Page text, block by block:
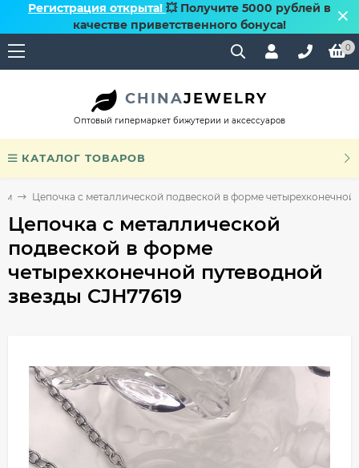
Регистрация открыта! 💥 Получите 5000 рублей в
качестве приветственного бонуса!
0
CHINAJEWELRY
Оптовый гипермаркет бижутерии и аксессуаров
КАТАЛОГ ТОВАРОВ
Цепочка с металлической подвеской в форме четырехконечной
Цепочка с металлической
подвеской в форме
четырехконечной путеводной
звезды CJH77619